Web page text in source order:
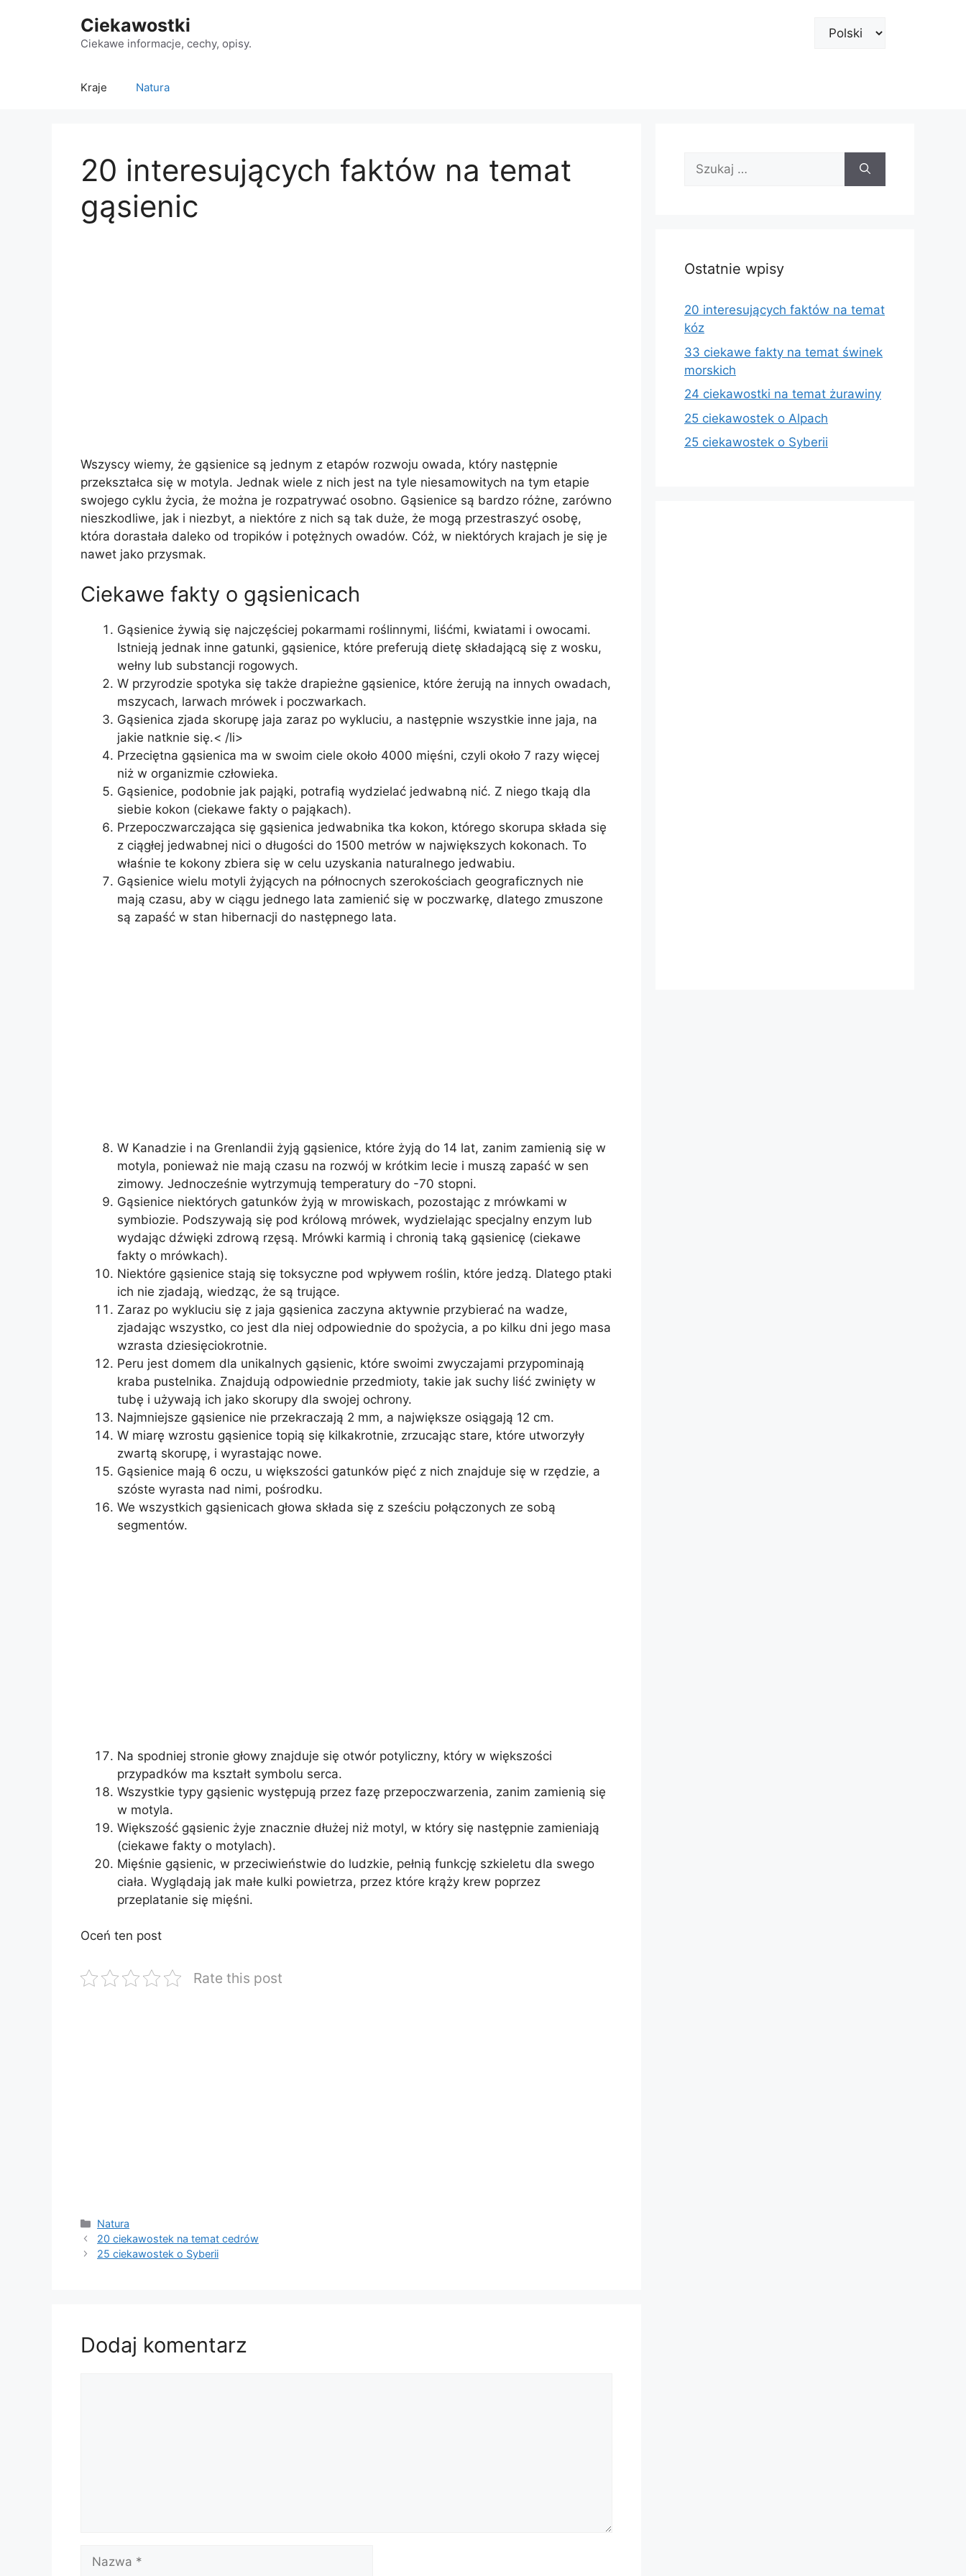
Ciekawostki
Ciekawe informacje, cechy, opisy.
Wybierz
Kraje Natura
20 interesujących faktów na temat
gąsienic
Wszyscy wiemy, że gąsienice są jednym z etapów rozwoju owada, który następnie
przekształca się w motyla. Jednak wiele z nich jest na tyle niesamowitych na tym etapie
swojego cyklu życia, że ​​można je rozpatrywać osobno. Gąsienice są bardzo różne, zarówno
nieszkodliwe, jak i niezbyt, a niektóre z nich są tak duże, że mogą przestraszyć osobę,
która dorastała daleko od tropików i potężnych owadów. Cóż, w niektórych krajach je się je
nawet jako przysmak.
Ciekawe fakty o gąsienicach
Gąsienice żywią się najczęściej pokarmami roślinnymi, liśćmi, kwiatami i owocami.
Istnieją jednak inne gatunki, gąsienice, które preferują dietę składającą się z wosku,
wełny lub substancji rogowych.
W przyrodzie spotyka się także drapieżne gąsienice, które żerują na innych owadach,
mszycach, larwach mrówek i poczwarkach.
Gąsienica zjada skorupę jaja zaraz po wykluciu, a następnie wszystkie inne jaja, na
jakie natknie się.< /li>
Przeciętna gąsienica ma w swoim ciele około 4000 mięśni, czyli około 7 razy więcej
niż w organizmie człowieka.
Gąsienice, podobnie jak pająki, potrafią wydzielać jedwabną nić. Z niego tkają dla
siebie kokon (ciekawe fakty o pająkach).
Przepoczwarczająca się gąsienica jedwabnika tka kokon, którego skorupa składa się
z ciągłej jedwabnej nici o długości do 1500 metrów w największych kokonach. To
właśnie te kokony zbiera się w celu uzyskania naturalnego jedwabiu.
Gąsienice wielu motyli żyjących na północnych szerokościach geograficznych nie
mają czasu, aby w ciągu jednego lata zamienić się w poczwarkę, dlatego zmuszone
są zapaść w stan hibernacji do następnego lata.
W Kanadzie i na Grenlandii żyją gąsienice, które żyją do 14 lat, zanim zamienią się w
motyla, ponieważ nie mają czasu na rozwój w krótkim lecie i muszą zapaść w sen
zimowy. Jednocześnie wytrzymują temperatury do -70 stopni.
Gąsienice niektórych gatunków żyją w mrowiskach, pozostając z mrówkami w
symbiozie. Podszywają się pod królową mrówek, wydzielając specjalny enzym lub
wydając dźwięki zdrową rzęsą. Mrówki karmią i chronią taką gąsienicę (ciekawe
fakty o mrówkach).
Niektóre gąsienice stają się toksyczne pod wpływem roślin, które jedzą. Dlatego ptaki
ich nie zjadają, wiedząc, że są trujące.
Zaraz po wykluciu się z jaja gąsienica zaczyna aktywnie przybierać na wadze,
zjadając wszystko, co jest dla niej odpowiednie do spożycia, a po kilku dni jego masa
wzrasta dziesięciokrotnie.
Peru jest domem dla unikalnych gąsienic, które swoimi zwyczajami przypominają
kraba pustelnika. Znajdują odpowiednie przedmioty, takie jak suchy liść zwinięty w
tubę i używają ich jako skorupy dla swojej ochrony.
Najmniejsze gąsienice nie przekraczają 2 mm, a największe osiągają 12 cm.
W miarę wzrostu gąsienice topią się kilkakrotnie, zrzucając stare, które utworzyły
zwartą skorupę, i wyrastając nowe.
Gąsienice mają 6 oczu, u większości gatunków pięć z nich znajduje się w rzędzie, a
szóste wyrasta nad nimi, pośrodku.
We wszystkich gąsienicach głowa składa się z sześciu połączonych ze sobą
segmentów.
Na spodniej stronie głowy znajduje się otwór potyliczny, który w większości
przypadków ma kształt symbolu serca.
Wszystkie typy gąsienic występują przez fazę przepoczwarzenia, zanim zamienią się
w motyla.
Większość gąsienic żyje znacznie dłużej niż motyl, w który się następnie zamieniają
(ciekawe fakty o motylach).
Mięśnie gąsienic, w przeciwieństwie do ludzkie, pełnią funkcję szkieletu dla swego
ciała. Wyglądają jak małe kulki powietrza, przez które krąży krew poprzez
przeplatanie się mięśni.
Oceń ten post
Rate this post
Kategorie
Natura
20 ciekawostek na temat cedrów
25 ciekawostek o Syberii
Dodaj komentarz
Szukaj:
Ostatnie wpisy
20 interesujących faktów na temat
kóz
33 ciekawe fakty na temat świnek
morskich
24 ciekawostki na temat żurawiny
25 ciekawostek o Alpach
25 ciekawostek o Syberii